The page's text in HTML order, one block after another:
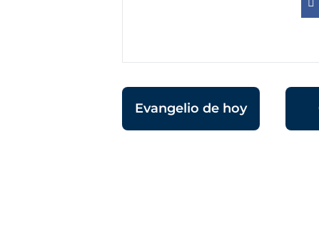
Evangelio de hoy